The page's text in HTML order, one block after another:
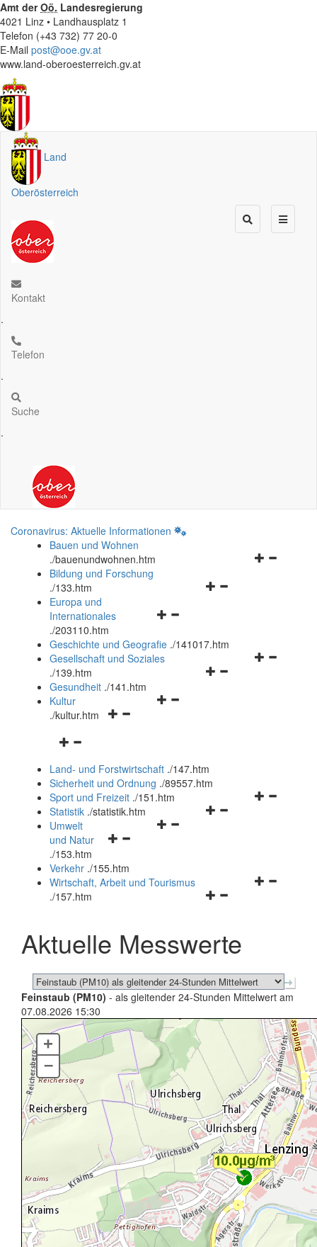
Amt derOö. Landesregierung
4021 Linz • Landhausplatz 1
Telefon (+43 732) 77 20-0
E-Mail post@ooe.gv.at
www.land-oberoesterreich.gv.at
Land
Oberösterreich
Kontakt
.
Telefon
.
Suche
.
Coronavirus: Aktuelle Informationen
Bauen und Wohnen
./bauenundwohnen.htm
Navigationsmenü
Bildung und Forschung
./133.htm
Navigationsmenü
und
schließen
Europa und
Internationales
./203110.htm
Geschichte und Geografie ./141017.htm
Navigationsmenü
Gesellschaft und Soziales
./139.htm
Navigationsmenü
Gesundheit ./141.htm
Navigationsmenü
Kultur
./kultur.htm
Navigationsmenü
und
schließen
Land- und Forstwirtschaft ./147.htm
Sicherheit und Ordnung ./89557.htm
Navigationsmenü
Sport und Freizeit ./151.htm
Navigationsmenü
Statistik ./statistik.htm
Navigationsmenü
und
schließen
Umwelt
und Natur
./153.htm
Verkehr ./155.htm
Navigationsmenü
schließen
Wirtschaft, Arbeit und Tourismus
./157.htm
Aktuelle Messwerte
Feinstaub (PM10) - als gleitender 24-Stunden Mittelwert am
07.08.2026 15:30
+
–